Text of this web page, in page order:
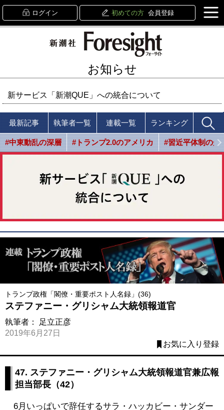
ログイン 初めての方 会員登録
お知らせ
新サービス「新潮QUE」への統合について
最新記事 執筆者一覧 連載一覧 ランキング
#中東動乱の深層 #トランプ2.0のアメリカ #習近平体制の光
トランプ政権「閣僚・重要ポスト人名録」(36)
ステファニー・グリシャム大統領報道官
執筆者： 足立正彦
2019年6月27日
お気に入り登録
47. ステファニー・グリシャム大統領報道官兼広報
担当部長（42）
6月いっぱいで辞任するサラ・ハッカビー・サンダー